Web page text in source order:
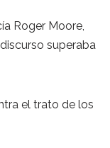
Roger Moore,
superaba
el trato de los